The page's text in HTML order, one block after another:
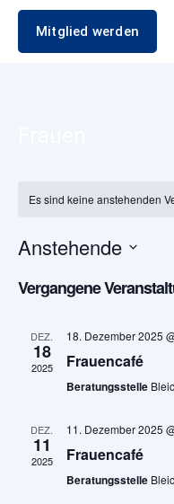
Mitglied werden
Es sind keine anstehenden
Anstehende
wählen.
Vergangene
DEZ.
18
2025
18. Dezember 2025
Frauencafé
Beratungsstelle
DEZ.
11
2025
11. Dezember 2025
Frauencafé
Beratungsstelle